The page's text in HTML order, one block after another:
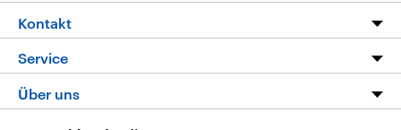
Die Nachrichten
Nachrichtenleicht
Neue Beiträge auf dlf.de
Livestream
Podcasts
Deutschlandfunk App
Kontakt
Hörerservice
Service
FAQ
Über uns